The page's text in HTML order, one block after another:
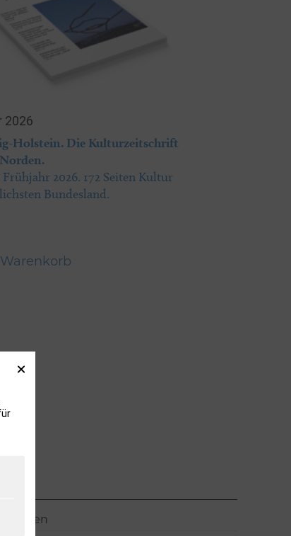
2026
Holstein. Die Kulturzeitschrift
Frühjahr 2026. 172 Seiten Kultur
Bundesland.